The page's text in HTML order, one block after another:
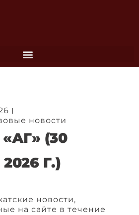
новости
(30
Г.)
новости,
на сайте в течение